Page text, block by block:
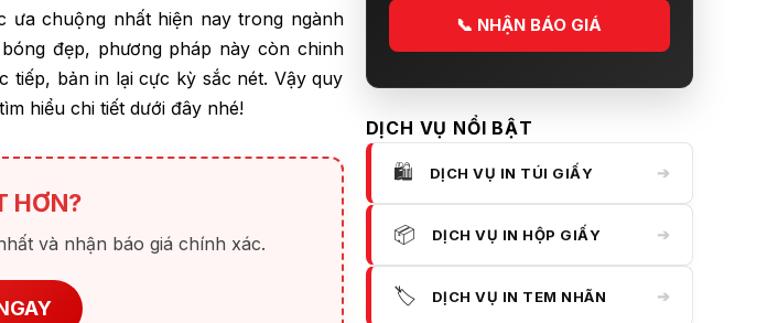
ưa chuộng nhất hiện nay trong ngành
đẹp, phương pháp này còn chinh
tiếp, bản in lại cực kỳ sắc nét. Vậy quy
hiểu chi tiết dưới đây nhé!
HƠN?
và nhận báo giá chính xác.
📞 NHẬN BÁO GIÁ
DỊCH VỤ NỔI BẬT
🛍️ DỊCH VỤ IN TÚI GIẤY ➔
📦 DỊCH VỤ IN HỘP GIẤY ➔
🏷️ DỊCH VỤ IN TEM NHÃN ➔